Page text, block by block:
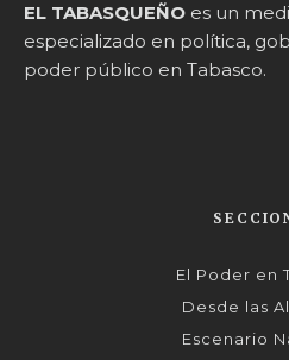
EL TABASQUEÑO es un
especializado en política,
poder público en Tabasco.
El Poder en
Desde las
Escenario